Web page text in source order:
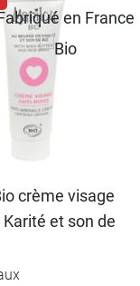
crème visage
et son de